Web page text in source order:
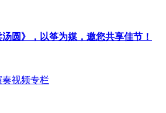
圆》，以筝为媒，邀您共享佳节！
奏视频专栏